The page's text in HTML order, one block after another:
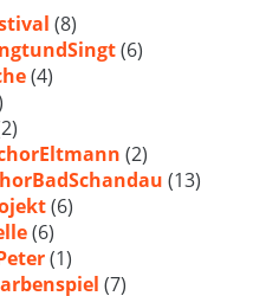
(8)
(6)
(4)
(2)
(13)
(6)
(6)
(1)
(7)